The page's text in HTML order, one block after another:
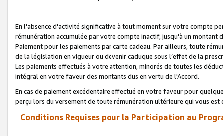
En l'absence d'activité significative à tout moment sur votre compte
rémunération accumulée par votre compte inactif, jusqu'à un montant
Paiement pour les paiements par carte cadeau. Par ailleurs, toute
de la législation en vigueur ou devenir caduque sous l’effet de la
Les paiements effectués à votre attention, minorés de toutes les
intégral en votre faveur des montants dus en vertu de l'Accord.
En cas de paiement excédentaire effectué en votre faveur pour
perçu lors du versement de toute rémunération ultérieure qui vous est
Conditions Requises pour la Participation au